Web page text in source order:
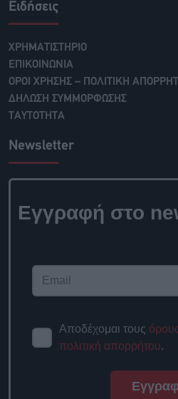
Ειδήσεις
ΧΡΗΜΑΤΙΣΤΗΡΙΟ
ΕΠΙΚΟΙΝΩΝΙΑ
ΟΡΟΙ ΧΡΗΣΗΣ – ΠΟΛΙΤΙΚΗ
ΔΗΛΩΣΗ ΣΥΜΜΟΡΦΩΣΗΣ
ΤΑΥΤΟΤΗΤΑ
Newsletter
Εγγραφή στο
Αποδέχομαι τους
πολιτική απορρήτου.